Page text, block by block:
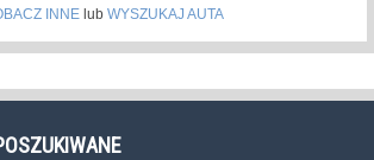
INNElub WYSZUKAJ AUTA